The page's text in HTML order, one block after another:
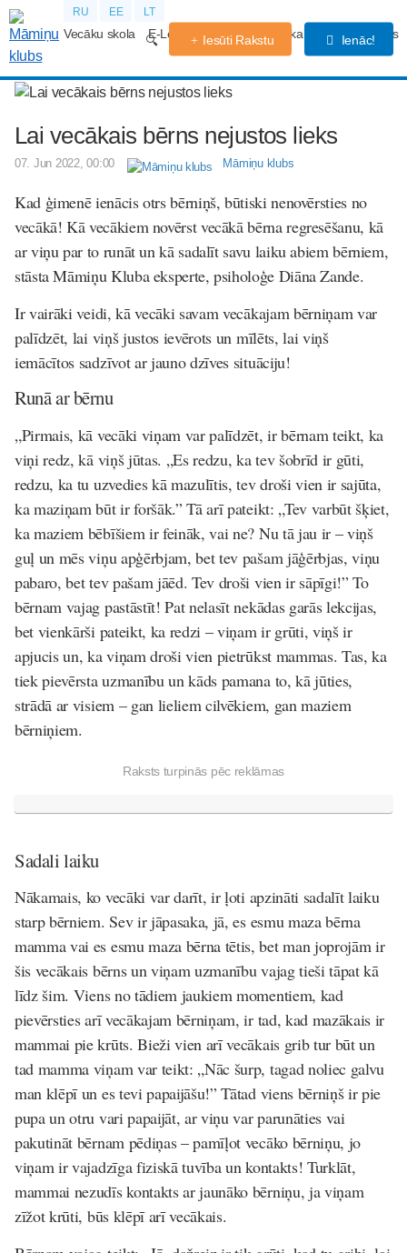
RU EE LT
Vecāku skola E-Lekcijas Grūtniecības kalendārs Forums
Iesūti Rakstu Ienāc!
Lai vecākais bērns nejustos lieks
07. Jun 2022, 00:00 Māmiņu klubs
Kad ģimenē ienācis otrs bērniņš, būtiski nenovērsties no
vecākā! Kā vecākiem novērst vecākā bērna regresēšanu, kā
ar viņu par to runāt un kā sadalīt savu laiku abiem bērniem,
stāsta Māmiņu Kluba eksperte, psiholoģe Diāna Zande.
Ir vairāki veidi, kā vecāki savam vecākajam bērniņam var
palīdzēt, lai viņš justos ievērots un mīlēts, lai viņš
iemācītos sadzīvot ar jauno dzīves situāciju!
Runā ar bērnu
„Pirmais, kā vecāki viņam var palīdzēt, ir bērnam teikt, ka
viņi redz, kā viņš jūtas. „Es redzu, ka tev šobrīd ir gūti,
redzu, ka tu uzvedies kā mazulītis, tev droši vien ir sajūta,
ka maziņam būt ir foršāk.” Tā arī pateikt: „Tev varbūt šķiet,
ka maziem bēbīšiem ir feināk, vai ne? Nu tā jau ir – viņš
guļ un mēs viņu apģērbjam, bet tev pašam jāģērbjas, viņu
pabaro, bet tev pašam jāēd. Tev droši vien ir sāpīgi!” To
bērnam vajag pastāstīt! Pat nelasīt nekādas garās lekcijas,
bet vienkārši pateikt, ka redzi – viņam ir grūti, viņš ir
apjucis un, ka viņam droši vien pietrūkst mammas. Tas, ka
tiek pievērsta uzmanību un kāds pamana to, kā jūties,
strādā ar visiem – gan lieliem cilvēkiem, gan maziem
bērniņiem.
Raksts turpinās pēc reklāmas
Sadali laiku
Nākamais, ko vecāki var darīt, ir ļoti apzināti sadalīt laiku
starp bērniem. Sev ir jāpasaka, jā, es esmu maza bērna
mamma vai es esmu maza bērna tētis, bet man joprojām ir
šis vecākais bērns un viņam uzmanību vajag tieši tāpat kā
līdz šim. Viens no tādiem jaukiem momentiem, kad
pievērsties arī vecākajam bērniņam, ir tad, kad mazākais ir
mammai pie krūts. Bieži vien arī vecākais grib tur būt un
tad mamma viņam var teikt: „Nāc šurp, tagad noliec galvu
man klēpī un es tevi papaijāšu!” Tātad viens bērniņš ir pie
pupa un otru vari papaijāt, ar viņu var parunāties vai
pakutināt bērnam pēdiņas – pamīļot vecāko bērniņu, jo
viņam ir vajadzīga fiziskā tuvība un kontakts! Turklāt,
mammai nezudīs kontakts ar jaunāko bērniņu, ja viņam
zīžot krūti, būs klēpī arī vecākais.